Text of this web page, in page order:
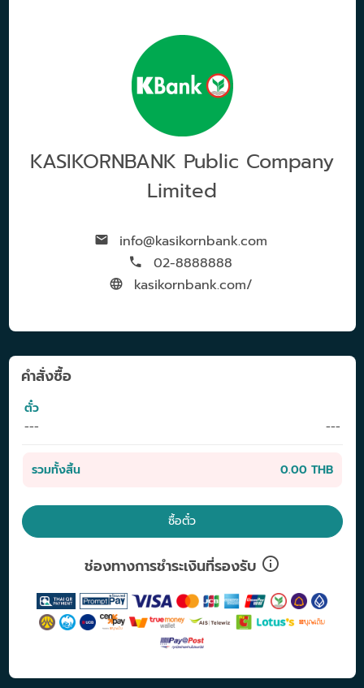
KASIKORNBANK Public Company
Limited
info@kasikornbank.com
02-8888888
kasikornbank.com/
คำสั่งซื้อ
ตั๋ว
---
---
รวมทั้งสิ้น 0.00 THB
ซื้อตั๋ว
ช่องทางการชำระเงินที่รองรับ